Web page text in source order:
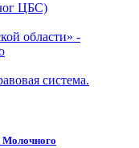
ЦБС)
области» -
система.
Молочного